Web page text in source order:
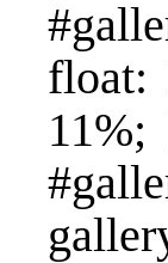
float: